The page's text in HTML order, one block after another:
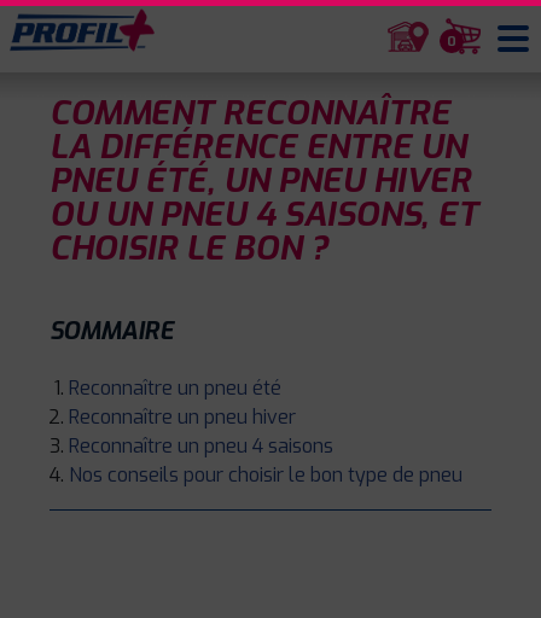
0
COMMENT RECONNAÎTRE
LA DIFFÉRENCE ENTRE UN
PNEU ÉTÉ, UN PNEU HIVER
OU UN PNEU 4 SAISONS, ET
CHOISIR LE BON ?
SOMMAIRE
Reconnaître un pneu été
Reconnaître un pneu hiver
Reconnaître un pneu 4 saisons
Nos conseils pour choisir le bon type de pneu